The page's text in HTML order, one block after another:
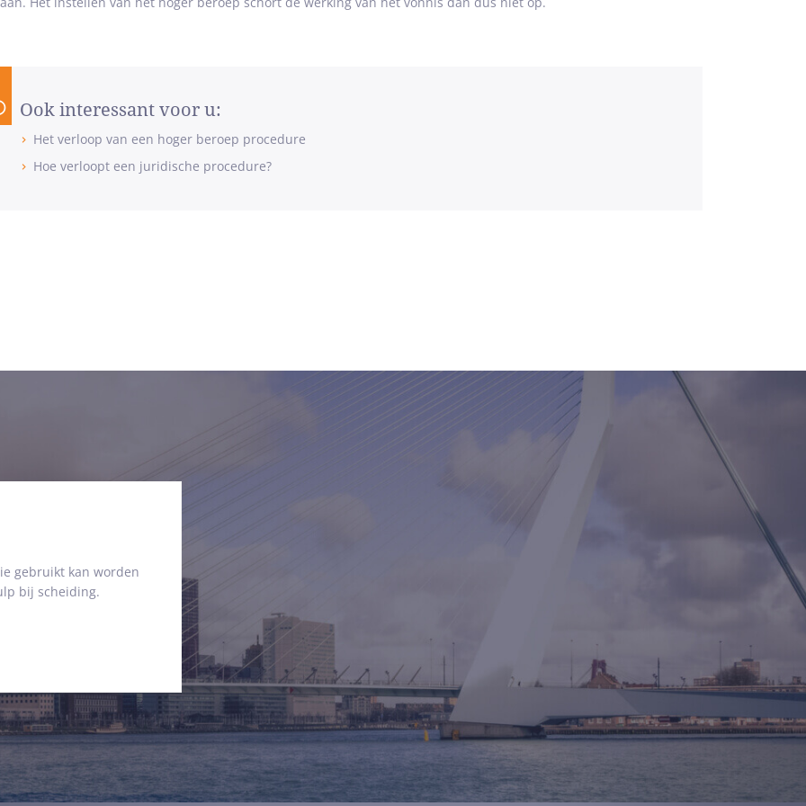
Ook interessant voor u:
Het verloop van een hoger beroep procedure
Hoe verloopt een juridische procedure?
gebruikt kan worden
bij scheiding.